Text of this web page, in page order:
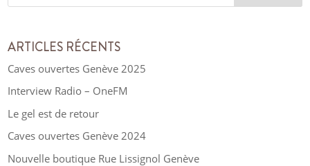
ARTICLES RÉCENTS
Caves ouvertes Genève 2025
Interview Radio – OneFM
Le gel est de retour
Caves ouvertes Genève 2024
Nouvelle boutique Rue Lissignol Genève